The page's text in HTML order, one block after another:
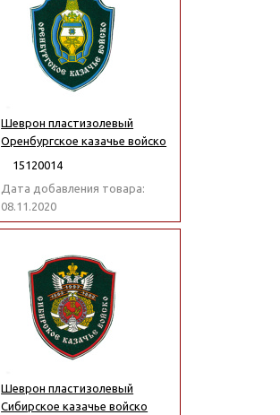
Шеврон пластизолевый
Оренбургское казачье войско
15120014
Дата добавления товара:
08.11.2020
Шеврон пластизолевый
Сибирское казачье войско